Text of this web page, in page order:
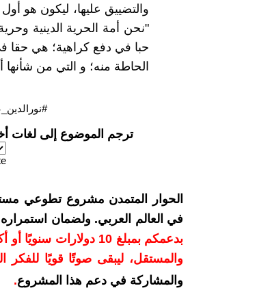
والتضييق عليها، ليكون هو
"نحن أمة الحرية الدينية
حبا في دفع كراهية؛ هي حقا
الحاطة منه؛ و التي من
ترجم الموضوع إلى لغات
الحوار المتمدن مشروع تطوعي
في العالم العربي. ولضمان
بدعمكم بمبلغ 10
والمستقل، ليبقى صوتًا قويًا للفكر
والمشاركة في دعم هذا المشروع.